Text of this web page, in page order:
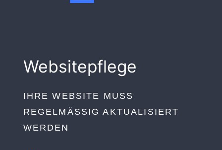
Websitepflege
IHRE WEBSITE MUSS
REGELMÄSSIG AKTUALISIERT W
ERDEN